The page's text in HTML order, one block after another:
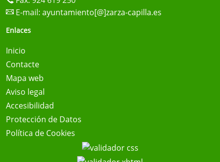
E-mail: ayuntamiento[@]zarza-capilla.es
Enlaces
Inicio
Contacte
Mapa web
Aviso legal
Accesibilidad
Protección de Datos
Política de Cookies